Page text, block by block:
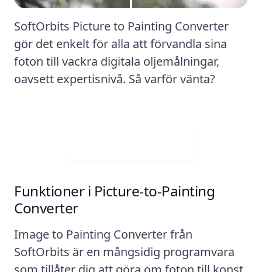
SoftOrbits Picture to Painting Converter
gör det enkelt för alla att förvandla sina
foton till vackra digitala oljemålningar,
oavsett expertisnivå. Så varför vänta?
Funktioner i Picture-to-Painting
Converter
Image to Painting Converter från
SoftOrbits är en mångsidig programvara